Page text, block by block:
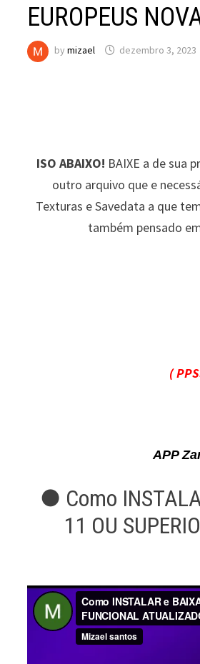
EUROPEUS
bymizael dezembro 3, 2023
ISO ABAIXO! BAIXE a de sua
outro arquivo que e
Texturas e Savedata a que
também pensado
(
APP
● Como
11 OU